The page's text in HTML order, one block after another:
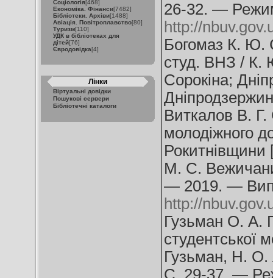
Соціологія[468]
Економіка. Фінанси[7482]
Бібліотеки. Архіви[1488]
Авіація. Повітроплавство[80]
Туризм[110]
УДК в бібліотеках для
дітей[76]
Євродовідка[4]
Лінки
Віртуальні довідки
Пошукові сервери
Бібліотечні каталоги
26-32. —
http://
Богомаз К. Ю.
студ. ВНЗ / К.
Сорокіна;
Виткалов В. Г.
молодіжного
Рокитнівщини
М. С.
— 2019. —
http://
Гузьман О. А.
студентської
Гузьман, Н.
С. 29-37. —